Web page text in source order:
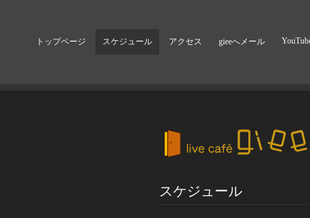
トップページ スケジュール アクセス gieeへメール
スケジュール